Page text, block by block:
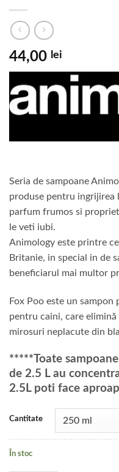
44,00 lei
Seria de sampoane
produse pentru ingrijirea
parfum frumos si
le veti iubi.
Animology este printre
Britanie, in special in de
beneficiarul mai multor
Fox Poo este un
pentru caini, care
mirosuri neplacute din
*****Toate
de 2.5 L au
2.5L poti face
Cantitate
În stoc